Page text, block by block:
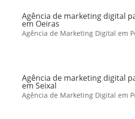
Agência de marketing digital
em Oeiras
Agência de Marketing Digital em
Agência de marketing digital
em Seixal
Agência de Marketing Digital em